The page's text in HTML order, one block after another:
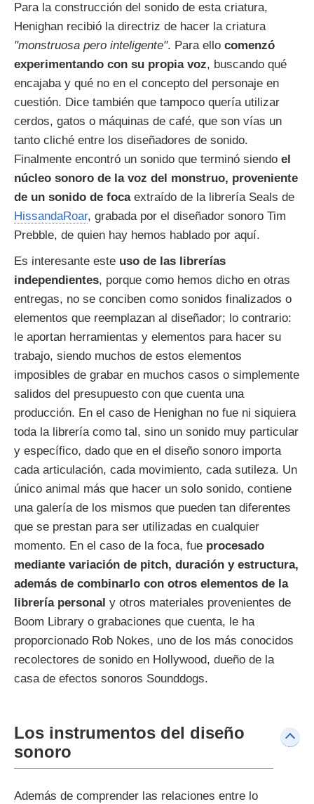
Para la construcción del sonido de esta criatura,
Henighan recibió la directriz de hacer la criatura
"monstruosa pero inteligente". Para ello comenzó
experimentando con su propia voz, buscando qué
encajaba y qué no en el concepto del personaje en
cuestión. Dice también que tampoco quería utilizar
cerdos, gatos o máquinas de café, que son vías un
tanto cliché entre los diseñadores de sonido.
Finalmente encontró un sonido que terminó siendo el
núcleo sonoro de la voz del monstruo, proveniente
de un sonido de focaextraído de la librería Seals de
HissandaRoar, grabada por el diseñador sonoro Tim
Prebble, de quien hay hemos hablado por aquí.
Es interesante este uso de las librerías
independientes, porque como hemos dicho en otras
entregas, no se conciben como sonidos finalizados o
elementos que reemplazan al diseñador; lo contrario:
le aportan herramientas y elementos para hacer su
trabajo, siendo muchos de estos elementos
imposibles de grabar en muchos casos o simplemente
salidos del presupuesto con que cuenta una
producción. En el caso de Henighan no fue ni siquiera
toda la librería como tal, sino un sonido muy particular
y específico, dado que en el diseño sonoro importa
cada articulación, cada movimiento, cada sutileza. Un
único animal más que hacer un solo sonido, contiene
una galería de los mismos que pueden tan diferentes
que se prestan para ser utilizadas en cualquier
momento. En el caso de la foca, fue procesado
mediante variación de pitch, duración y estructura,
además de combinarlo con otros elementos de la
librería personal y otros materiales provenientes de
Boom Library o grabaciones que cuenta, le ha
proporcionado Rob Nokes, uno de los más conocidos
recolectores de sonido en Hollywood, dueño de la
casa de efectos sonoros Sounddogs.
Los instrumentos del diseño
sonoro
Además de comprender las relaciones entre lo